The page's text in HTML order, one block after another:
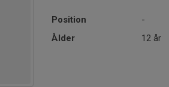
Position
-
Ålder
12 år